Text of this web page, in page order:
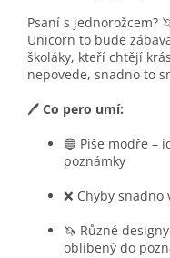
Psaní s jednorožcem?
Unicorn to bude
školáky, kteří chtějí
nepovede, snadno to
🖊️ Co pero umí:
🔵 Píše modře –
poznámky
❌ Chyby
🦄 Různé
oblíbený do